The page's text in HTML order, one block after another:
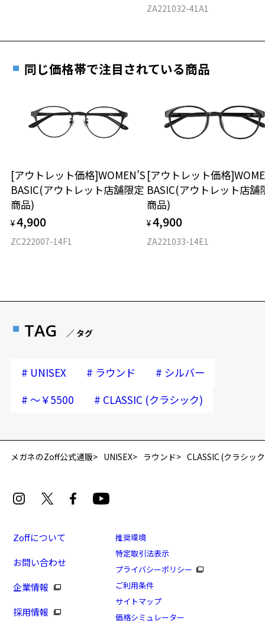
11.5g
※着脱式サングラス：デモレンズ、アタッチメント込みの重さ
タイプ
材質
フロント素材：メタル
安心3 かかり具合調整無料
す。
もっと見る
お近くのZoff実店舗にて度数を測定いただけます（無料）。
その際は記入用紙をダウンロードしてお使いください。
ダウンロード
ZA221032-41A1
同じ価格帯で注目されている商品
[アウトレット価格]WOMEN’S
BASIC(アウトレット店舗限定
商品)
¥4,900
ZC222007-14F1
[アウトレット価格
BASIC(アウトレット店舗
商品)
¥4,900
ZA221033-14E1
TAG ／ タグ
# UNISEX # ラウンド # シルバー
# ～￥5500 # CLASSIC (クラシック)
メガネのZoff公式通販 UNISEX ラウンド CLASSIC (クラシッ
Zoffについて
お問い合わせ
企業情報
採用情報
推奨環境
特定取引法表示
プライバシーポリシー
ご利用条件
サイトマップ
価格シミュレーター